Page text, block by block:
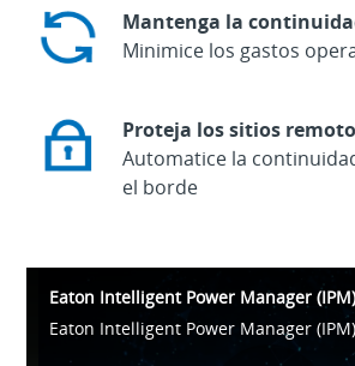
Mantenga la
Minimice los gastos
Proteja los sitios
Automatice la
el borde